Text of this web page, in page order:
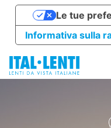
Informativa sulla
Le tue